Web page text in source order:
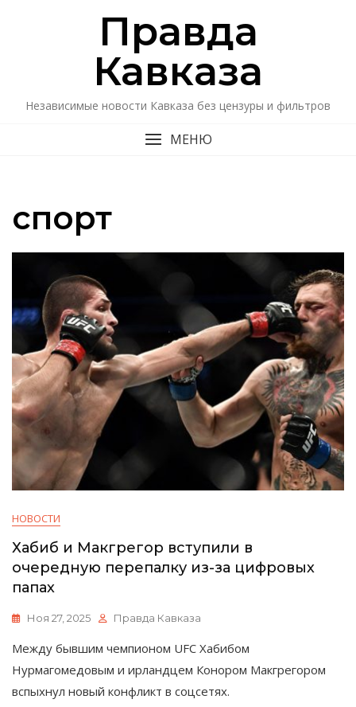
Правда
Кавказa
Независимые новости Кавказа без цензуры и фильтров
МЕНЮ
спорт
НОВОСТИ
Хабиб и Макгрегор вступили в
очередную перепалку из-за цифровых
папах
Ноя 27, 2025 Правда Кавказа
Между бывшим чемпионом UFC Хабибом
Нурмагомедовым и ирландцем Конором Макгрегором
вспыхнул новый конфликт в соцсетях.